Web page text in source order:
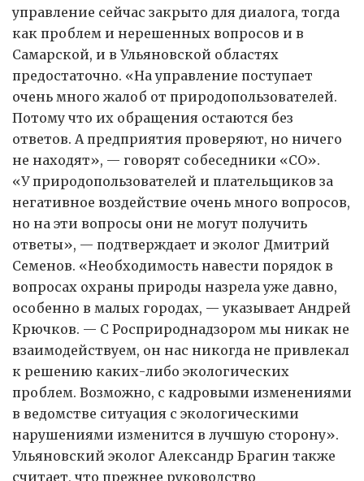
управление сейчас закрыто для диалога, тогда
как проблем и нерешенных вопросов и в
Самарской, и в Ульяновской областях
предостаточно. «На управление поступает
очень много жалоб от природопользователей.
Потому что их обращения остаются без
ответов. А предприятия проверяют, но ничего
не находят», — говорят собеседники «СО».
«У природопользователей и плательщиков за
негативное воздействие очень много вопросов,
но на эти вопросы они не могут получить
ответы», — подтверждает и эколог Дмитрий
Семенов. «Необходимость навести порядок в
вопросах охраны природы назрела уже давно,
особенно в малых городах, — указывает Андрей
Крючков. — С Росприроднадзором мы никак не
взаимодействуем, он нас никогда не привлекал
к решению каких-либо экологических
проблем. Возможно, с кадровыми изменениями
в ведомстве ситуация с экологическими
нарушениями изменится в лучшую сторону».
Ульяновский эколог Александр Брагин также
считает, что прежнее руководство